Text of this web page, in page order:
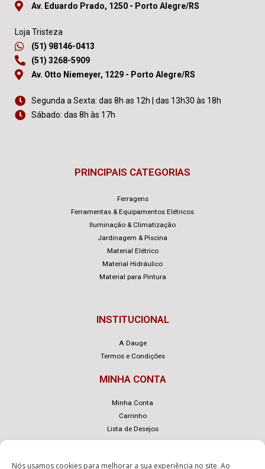
Nós usamos cookies para melhorar a sua experiência no site. Ao
Av. Eduardo Prado, 1250 - Porto Alegre/RS
Loja Tristeza
(51) 98146-0413
(51) 3268-5909
Av. Otto Niemeyer, 1229 - Porto Alegre/RS
Segunda a Sexta: das 8h as 12h | das 13h30 às 18h
Sábado: das 8h às 17h
PRINCIPAIS CATEGORIAS
Ferragens
Ferramentas & Equipamentos Elétricos
Iluminação & Climatização
Jardinagem & Piscina
Material Elétrico
Material Hidráulico
Material para Pintura
INSTITUCIONAL
A Dauge
Termos e Condições
MINHA CONTA
Minha Conta
Carrinho
Lista de Desejos